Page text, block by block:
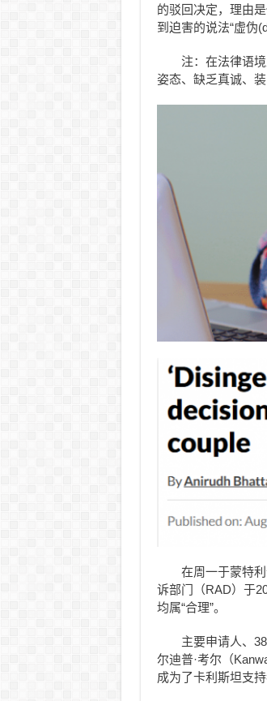
的驳回决定，理由
到迫害的说法“虚伪(
注：在法律语
姿态、缺乏真诚、装
在周一于蒙特
诉部门（RAD）于
均属“合理”。
主要申请人、
尔迪普·考尔（
成为了卡利斯坦支